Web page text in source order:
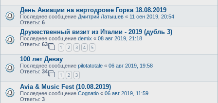
День Авиации на вертодроме Горка 18.08.2019
Последнее сообщение Дмитрий Латышев « 11 сен 2019, 20:54
Ответы: 6
Дружественный визит из Италии - 2019 (дубль 3)
Последнее сообщение demix « 08 авг 2019, 21:18
Ответы: 63
1 2 3 4 5
100 лет Девау
Последнее сообщение pilotatotale « 06 авг 2019, 19:58
Ответы: 34
1 2 3
Avia & Music Fest (10.08.2019)
Последнее сообщение Cognatio « 06 авг 2019, 11:59
Ответы: 3